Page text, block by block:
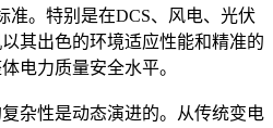
准。特别是在DCS、风电、光伏
其出色的环境适应性能和精准的
电力质量安全水平。
杂性是动态演进的。从传统变电